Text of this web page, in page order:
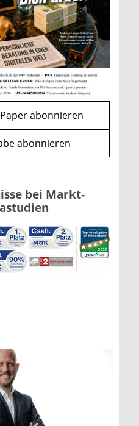
ARTIKEL
weiter
Zutritt: Wann
öffnen
abonnieren
abonnieren
bei Markt-